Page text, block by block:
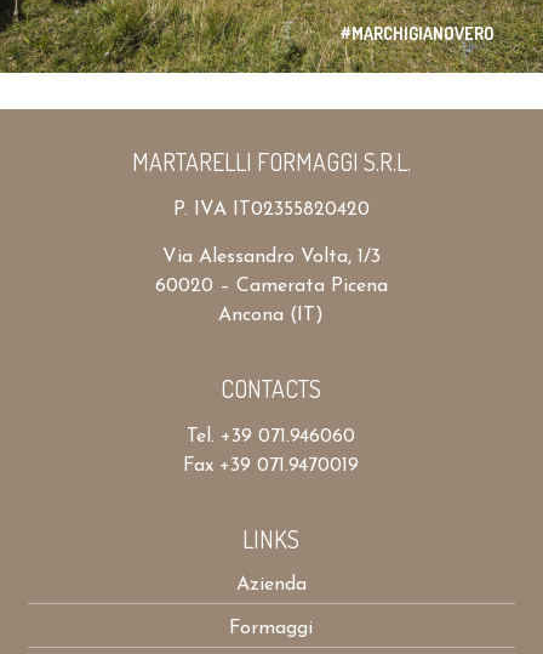
#MARCHIGIANOVERO
MARTARELLI FORMAGGI S.R.L.
P. IVA IT02355820420
Via Alessandro Volta, 1/3
60020 – Camerata Picena
Ancona (IT)
CONTACTS
Tel. +39 071.946060
Fax +39 071.9470019
LINKS
Azienda
Formaggi